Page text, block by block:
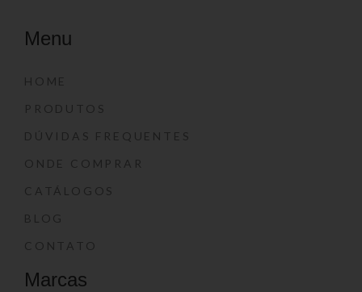
Menu
HOME
PRODUTOS
DÚVIDAS FREQUENTES
ONDE COMPRAR
CATÁLOGOS
BLOG
CONTATO
Marcas